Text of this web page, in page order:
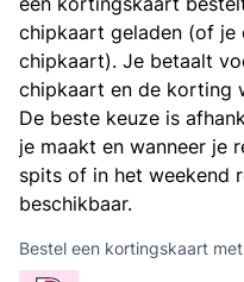
chipkaart geladen (of
chipkaart). Je betaalt
chipkaart en de korting
De beste keuze is
je maakt en wanneer je
spits of in het weekend
beschikbaar.
Bestel een kortingskaart